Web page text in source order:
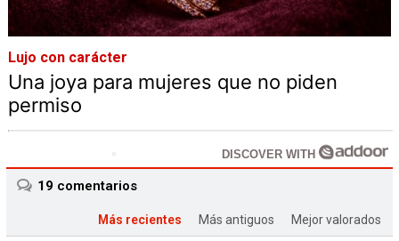
Lujo con carácter
Una joya para mujeres que no piden
permiso
DISCOVER WITH
19comentarios
Más recientes Más antiguos Mejor valorados